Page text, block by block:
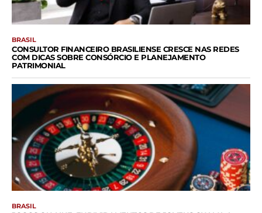
BRASIL
CONSULTOR FINANCEIRO BRASILIENSE CRESCE NAS REDES
COM DICAS SOBRE CONSÓRCIO E PLANEJAMENTO
PATRIMONIAL
BRASIL